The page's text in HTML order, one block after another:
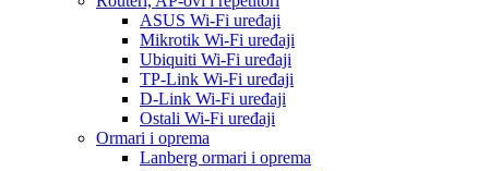
ASUS Wi-Fi uređaji
Mikrotik Wi-Fi uređaji
Ubiquiti Wi-Fi uređaji
TP-Link Wi-Fi uređaji
D-Link Wi-Fi uređaji
Ostali Wi-Fi uređaji
Ormari i oprema
Lanberg ormari i oprema